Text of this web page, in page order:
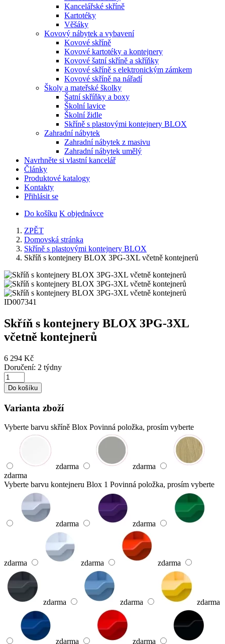
Kancelářské skříně
Kartotéky
Věšáky
Kovový nábytek a vybavení
Kovové skříně
Kovové kartotéky a kontejnery
Kovové šatní skříně a skříňky
Kovové skříně s elektronickým zámkem
Kovové skříně na nářadí
Školy a mateřské školky
Šatní skříňky a boxy
Školní lavice
Školní židle
Skříně s plastovými kontejnery BLOX
Zahradní nábytek
Zahradní nábytek z masivu
Zahradní nábytek umělý
Navrhněte si vlastní kancelář
Články
Produktové katalogy
Kontakty
Přihlásit se
Do košíku K objednávce
ZPĚT
Domovská stránka
Skříně s plastovými kontejnery BLOX
Skříň s kontejnery BLOX 3PG-3XL včetně kontejnerů
ID007341
Skříň s kontejnery BLOX 3PG-3XL
včetně kontejnerů
6 294 Kč
Doručení: 2 týdny
Do košíku
Varianta zboží
Vyberte barvu skříně Blox Povinná položka, prosím vyberte
zdarma
zdarma
zdarma
Vyberte barvu kontejneru Blox 1 Povinná položka, prosím vyberte
zdarma zdarma
zdarma zdarma zdarma
zdarma zdarma zdarma
zdarma zdarma